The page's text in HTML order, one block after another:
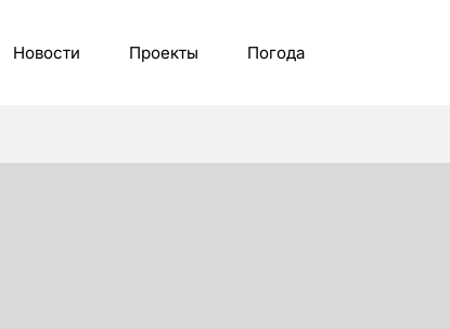
Новости Проекты Погода